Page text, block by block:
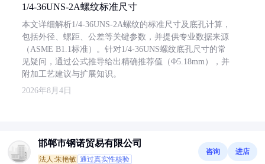
1/4-36UNS-2A螺纹标准尺寸
本文详细解析1/4-36UNS-2A螺纹的标准尺寸及底孔计算，
包括外径、螺距、公差等关键参数，并提供专业数据来源
（ASME B1.1标准）。针对1/4-36UNS螺纹底孔尺寸的常
见疑问，通过公式推导给出精确推荐值（Φ5.18mm），并
附加工艺建议与扩展知识。
2026年8月4日
邯郸市钢诺贸易有限公司
法人:朱艳敏 通过真实性核验
咨询 进店